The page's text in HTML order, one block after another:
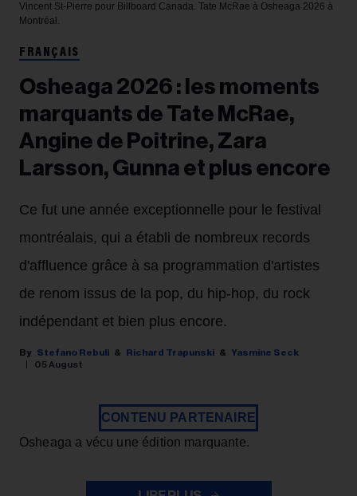
Vincent St-Pierre pour Billboard Canada. Tate McRae à Osheaga 2026 à
Montréal.
FRANÇAIS
Osheaga 2026 : les moments
marquants de Tate McRae,
Angine de Poitrine, Zara
Larsson, Gunna et plus encore
Ce fut une année exceptionnelle pour le festival
montréalais, qui a établi de nombreux records
d'affluence grâce à sa programmation d'artistes
de renom issus de la pop, du hip-hop, du rock
indépendant et bien plus encore.
Stefano Rebuli Richard Trapunski
Yasmine Seck
05 August
CONTENU PARTENAIRE
Osheaga a vécu une édition marquante.